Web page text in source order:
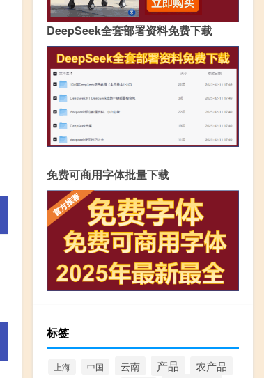
DeepSeek全套部署资料免费下载
免费可商用字体批量下载
标签
上海 中国 云南 产品 农产品